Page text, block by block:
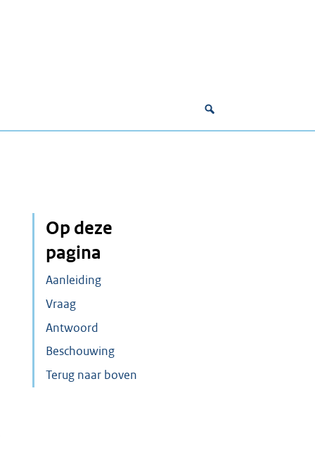
Op deze
pagina
Aanleiding
Vraag
Antwoord
Beschouwing
Terug naar boven